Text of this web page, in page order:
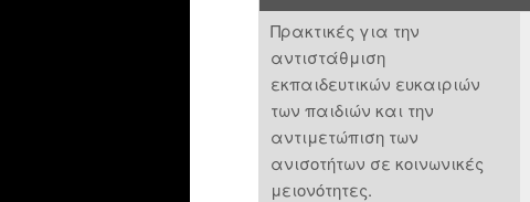
Πρακτικές για την
αντιστάθμιση
εκπαιδευτικών ευκαιριών
των παιδιών και την
αντιμετώπιση των
ανισοτήτων σε κοινωνικές
μειονότητες.